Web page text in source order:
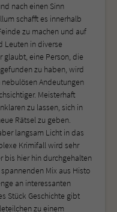
nach einen Sinn
schafft es innerhalb
zu machen und auf
Leuten in diverse
glaubt, eine Person, die
zu haben, wird
Andeutungen
Meisterhaft
zu lassen, sich in
Rätsel zu geben.
langsam Licht in das
Krimifall wird sehr
bis hier hin durchgehalten
Mix aus Histo
an interessanten
Stück Geschichte gibt
zu einem